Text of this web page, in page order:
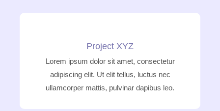
Project XYZ
Lorem ipsum dolor sit amet, consectetur
adipiscing elit. Ut elit tellus, luctus nec
ullamcorper mattis, pulvinar dapibus leo.